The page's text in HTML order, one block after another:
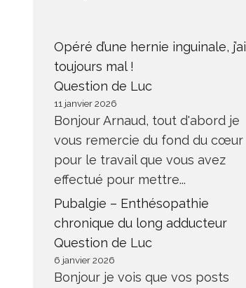
Opéré d’une hernie inguinale, j’ai
toujours mal !
Question de Luc
11 janvier 2026
Bonjour Arnaud, tout d'abord je
vous remercie du fond du cœur
pour le travail que vous avez
effectué pour mettre...
Pubalgie – Enthésopathie
chronique du long adducteur
Question de Luc
6 janvier 2026
Bonjour je vois que vos posts